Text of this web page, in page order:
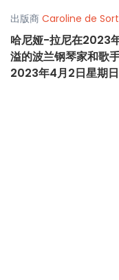
出版商 Caroline de
哈尼娅-拉尼在2023
溢的波兰钢琴家和歌
2023年4月2日星期